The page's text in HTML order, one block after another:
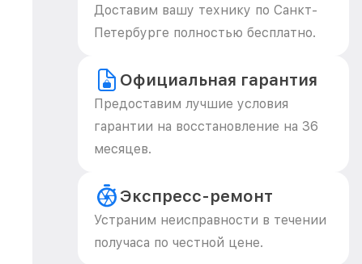
Доставим вашу технику по Санкт-
Петербурге полностью бесплатно.
Официальная гарантия
Предоставим лучшие условия
гарантии на восстановление на 36
месяцев.
Экспресс-ремонт
Устраним неисправности в течении
получаса по честной цене.